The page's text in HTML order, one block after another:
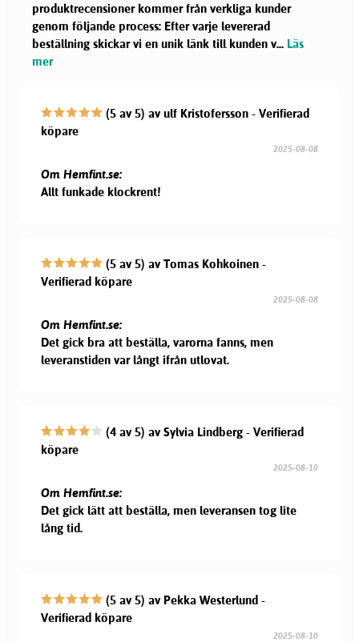
produktrecensioner kommer från verkliga kunder
genom följande process: Efter varje levererad
beställning skickar vi en unik länk till kunden v... Läs
mer
(5 av 5) av ulf Kristofersson - Verifierad
köpare
2025-08-08
Om Hemfint.se:
Allt funkade klockrent!
(5 av 5) av Tomas Kohkoinen -
Verifierad köpare
2025-08-08
Om Hemfint.se:
Det gick bra att beställa, varorna fanns, men
leveranstiden var långt ifrån utlovat.
(4 av 5) av Sylvia Lindberg - Verifierad
köpare
2025-08-10
Om Hemfint.se:
Det gick lätt att beställa, men leveransen tog lite
lång tid.
(5 av 5) av Pekka Westerlund -
Verifierad köpare
2025-08-10